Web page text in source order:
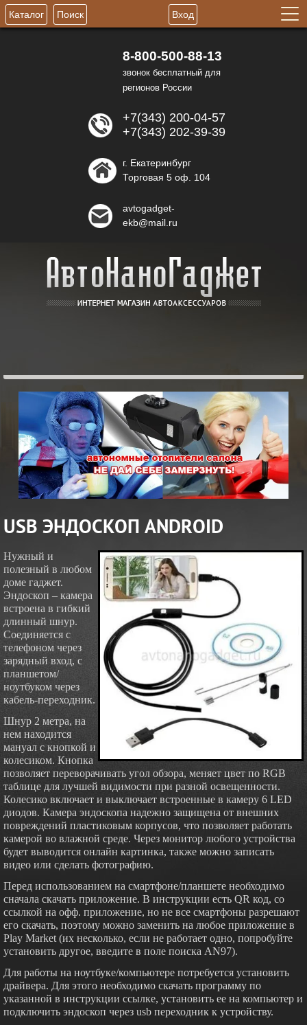
8-800-500-88-13
звонок бесплатный для
регионов России
+7(343) 200-04-57
+7(343) 202-39-39
г. Екатеринбург
Торговая 5 оф. 104
avtogadget-
ekb@mail.ru
ЖМИ
ПОДРОБНОСТИ...
USB ЭНДОСКОП ANDROID
Нужный и
полезный в любом
доме гаджет.
Эндоскоп – камера
встроена в гибкий
длинный шнур.
Соединяется с
телефоном через
зарядный вход, с
планшетом/
ноутбуком через
кабель-переходник.
Шнур 2 метра, на
нем находится
мануал с кнопкой и
колесиком. Кнопка
позволяет переворачивать угол обзора, меняет цвет по RGB
таблице для лучшей видимости при разной освещенности.
Колесико включает и выключает встроенные в камеру 6 LED
диодов. Камера эндоскопа надежно защищена от внешних
повреждений пластиковым корпусов, что позволяет работать
камерой во влажной среде. Через монитор любого устройства
будет выводится онлайн картинка, также можно записать
видео или сделать фотографию.
Перед использованием на смартфоне/планшете необходимо
сначала скачать приложение. В инструкции есть QR код, со
ссылкой на офф. приложение, но не все смартфоны разрешают
его скачать, поэтому можно заменить на любое приложение в
Play Market (их несколько, если не работает одно, попробуйте
установить другое, введите в поле поиска AN97).
Для работы на ноутбуке/компьютере потребуется установить
драйвера. Для этого необходимо скачать программу по
указанной в инструкции ссылке, установить ее на компьютер и
подключить эндоскоп через usb переходник к устройству.
Каталог Поиск Вход